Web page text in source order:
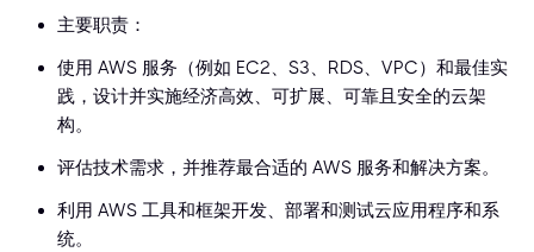
主要职责：
使用 AWS 服务（例如 EC2、S3、RDS、VPC）和最佳实
践，设计并实施经济高效、可扩展、可靠且安全的云架
构。
评估技术需求，并推荐最合适的 AWS 服务和解决方案。
利用 AWS 工具和框架开发、部署和测试云应用程序和系
统。